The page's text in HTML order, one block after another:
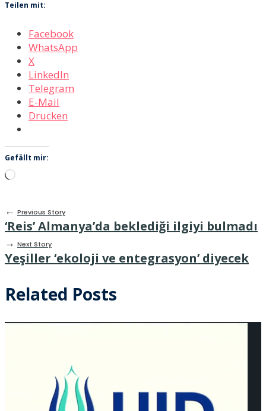
Teilen mit:
Facebook
WhatsApp
X
LinkedIn
Telegram
E-Mail
Drucken
Gefällt mir:
Wird
← Previous Story
‘Reis’ Almanya’da beklediği ilgiyi bulmadı
→ Next Story
Yeşiller ‘ekoloji ve entegrasyon’ diyecek
Related Posts